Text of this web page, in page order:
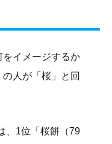
をイメージするか
人が「桜」と回
、1位「桜餅（79